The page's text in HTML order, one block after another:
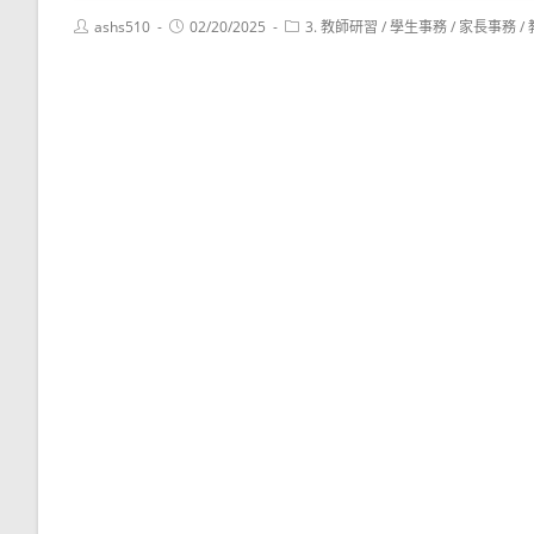
Postashs510
Post02/20/2025
Post3. 教師研習 /學生事務/ 家長事務/